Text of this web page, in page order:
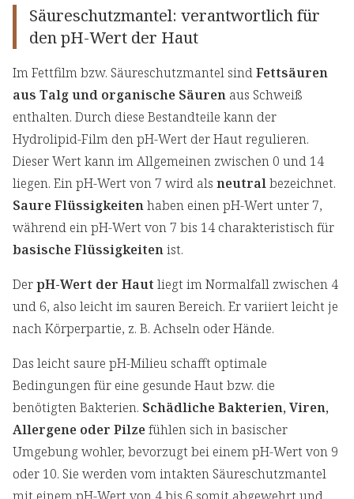
Säureschutzmantel: verantwortlich für
den pH-Wert der Haut
Im Fettfilm bzw. Säureschutzmantel sindFettsäuren
aus Talg und organische Säuren aus Schweiß
enthalten. Durch diese Bestandteile kann der
Hydrolipid-Film den pH-Wert der Haut regulieren.
Dieser Wert kann im Allgemeinen zwischen 0 und 14
liegen. Ein pH-Wert von 7 wird als neutralbezeichnet.
Saure Flüssigkeitenhaben einen pH-Wert unter 7,
während ein pH-Wert von 7 bis 14 charakteristisch für
basische Flüssigkeitenist.
DerpH-Wert der Haut liegt im Normalfall zwischen 4
und 6, also leicht im sauren Bereich. Er variiert leicht je
nach Körperpartie, z. B. Achseln oder Hände.
Das leicht saure pH-Milieu schafft optimale
Bedingungen für eine gesunde Haut bzw. die
benötigten Bakterien. Schädliche Bakterien, Viren,
Allergene oder Pilzefühlen sich in basischer
Umgebung wohler, bevorzugt bei einem pH-Wert von 9
oder 10. Sie werden vom intakten Säureschutzmantel